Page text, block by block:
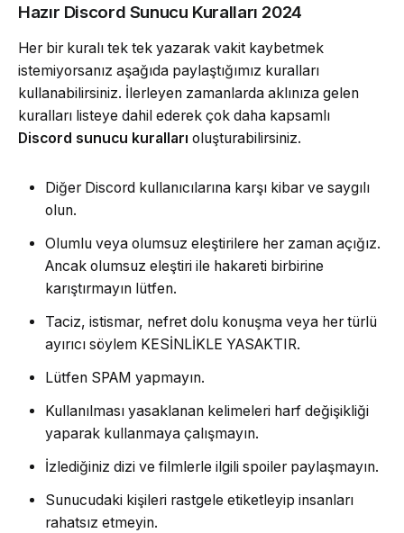
Hazır Discord Sunucu Kuralları 2024
Her bir kuralı tek tek yazarak vakit kaybetmek
istemiyorsanız aşağıda paylaştığımız kuralları
kullanabilirsiniz. İlerleyen zamanlarda aklınıza gelen
kuralları listeye dahil ederek çok daha kapsamlı
Discord sunucu kuralları oluşturabilirsiniz.
Diğer Discord kullanıcılarına karşı kibar ve saygılı
olun.
Olumlu veya olumsuz eleştirilere her zaman açığız.
Ancak olumsuz eleştiri ile hakareti birbirine
karıştırmayın lütfen.
Taciz, istismar, nefret dolu konuşma veya her türlü
ayırıcı söylem KESİNLİKLE YASAKTIR.
Lütfen SPAM yapmayın.
Kullanılması yasaklanan kelimeleri harf değişikliği
yaparak kullanmaya çalışmayın.
İzlediğiniz dizi ve filmlerle ilgili spoiler paylaşmayın.
Sunucudaki kişileri rastgele etiketleyip insanları
rahatsız etmeyin.